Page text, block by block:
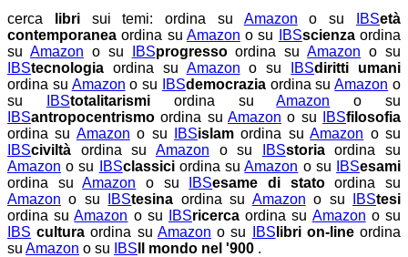
cerca librisui temi:ordina su Amazon o su IBSetà
contemporanea ordina su Amazon o su IBSscienza ordina
su Amazon o su IBSprogresso ordina suAmazon o su
IBStecnologia ordina su Amazon o su IBSdiritti umani
ordina su Amazon o su IBSdemocrazia ordina suAmazon o
su
IBStotalitarismi ordina suAmazon o su
IBSantropocentrismo ordina suAmazon o su IBSfilosofia
ordina su Amazon o su IBSislam ordina suAmazon o su
IBSciviltà ordina su Amazon o su IBSstoria
ordina su
Amazon o su IBSclassici ordina suAmazon o su IBSesami
ordina suAmazon o su IBSesame di stato
ordina su
Amazon o su IBStesina ordina su Amazon o su IBStesi
ordina suAmazon o su IBSricerca ordina su Amazon o su
IBS cultura ordina su Amazon o su IBS libri on-line ordina
su Amazon o su IBS Il mondo nel '900 .